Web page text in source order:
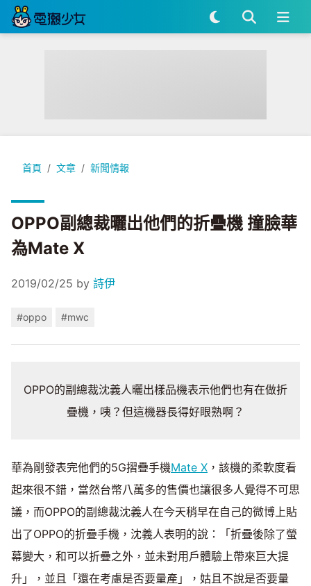
首頁 文章 新聞情報
OPPO副總裁曬出他們的折疊機 撞臉華為Mate X
OPPO副總裁曬出他們的折疊機 撞臉華
為Mate X
2019/02/25 by 詩伊
#oppo #mwc
OPPO的副總裁沈義人曬出樣品機表示他們也有在做折
疊機，咦？但這機器長得好眼熟啊？
華為剛發表完他們的5G摺疊手機Mate X ，該機的柔軟度看
起來很不錯，當然台幣八萬多的售價也讓很多人覺得不可思
議，而OPPO的副總裁沈義人在今天稍早在自己的微博上貼
出了OPPO的折疊手機，沈義人表明的說：「折疊後除了螢
幕變大，和可以折疊之外，並未對用戶體驗上帶來巨大提
升」，並且「還在考慮是否要量產」，姑且不說是否要量